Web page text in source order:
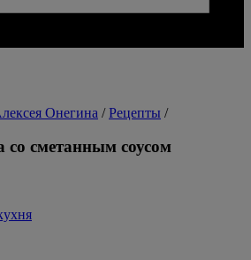
Онегина /Рецепты /
со сметанным соусом